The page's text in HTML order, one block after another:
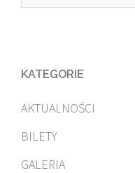
KATEGORIE
AKTUALNOŚCI
BILETY
GALERIA